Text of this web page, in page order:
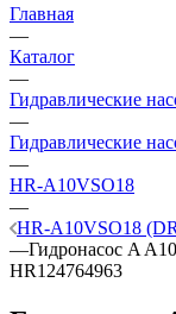
Главная
—
Каталог
—
Гидравлические
—
Гидравлические
—
HR-A10VSO18
—
HR-A10VSO18
—Гидронасос A
HR124764963